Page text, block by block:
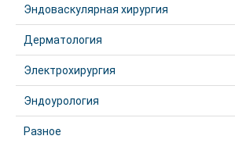
Эндоваскулярная хирургия
Дерматология
Электрохирургия
Эндоурология
Разное